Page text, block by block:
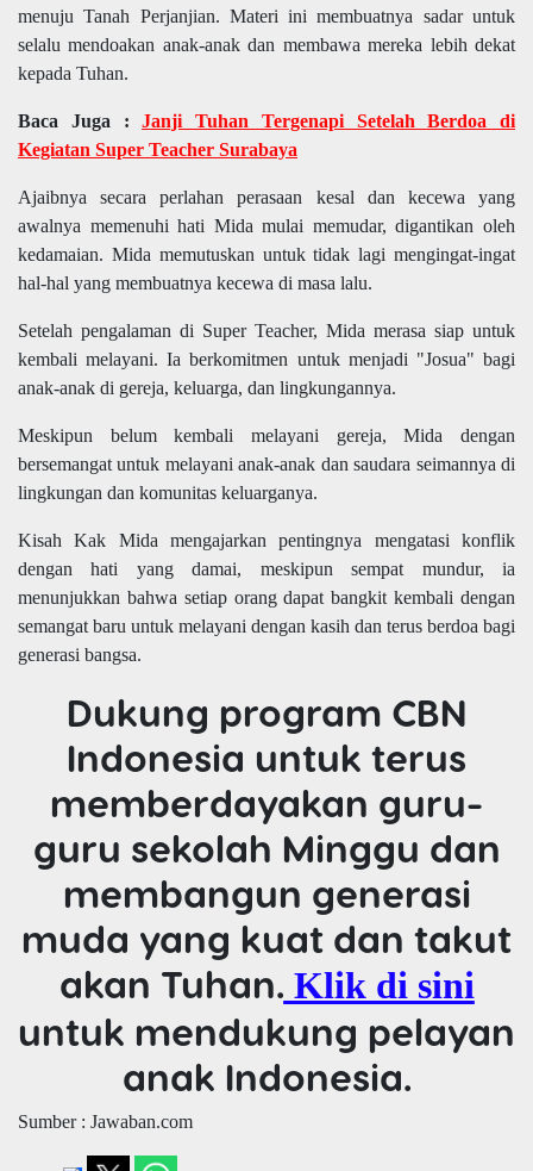
menuju Tanah Perjanjian. Materi ini membuatnya sadar untuk
selalu mendoakan anak-anak dan membawa mereka lebih dekat
kepada Tuhan.
Baca Juga :
Janji Tuhan Tergenapi Setelah Berdoa di
Kegiatan Super Teacher Surabaya
Ajaibnya secara perlahan perasaan kesal dan kecewa yang
awalnya memenuhi hati Mida mulai memudar, digantikan oleh
kedamaian. Mida memutuskan untuk tidak lagi mengingat-ingat
hal-hal yang membuatnya kecewa di masa lalu.
Setelah pengalaman di Super Teacher, Mida merasa siap untuk
kembali melayani. Ia berkomitmen untuk menjadi "Josua" bagi
anak-anak di gereja, keluarga, dan lingkungannya.
Meskipun belum kembali melayani gereja, Mida dengan
bersemangat untuk melayani anak-anak dan saudara seimannya di
lingkungan dan komunitas keluarganya.
Kisah Kak Mida mengajarkan pentingnya mengatasi konflik
dengan hati yang damai, meskipun sempat mundur, ia
menunjukkan bahwa setiap orang dapat bangkit kembali dengan
semangat baru untuk melayani dengan kasih dan terus berdoa bagi
generasi bangsa.
Dukung program CBN
Indonesia untuk terus
memberdayakan guru-
guru sekolah Minggu dan
membangun generasi
muda yang kuat dan takut
akan Tuhan. Klik di sini
untuk mendukung pelayan
anak Indonesia.
Sumber : Jawaban.com